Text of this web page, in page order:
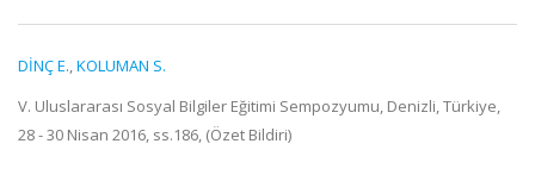
DİNÇ E.,KOLUMAN S.
V. Uluslararası Sosyal Bilgiler Eğitimi Sempozyumu, Denizli, Türkiye,
28 - 30 Nisan 2016, ss.186, (Özet Bildiri)